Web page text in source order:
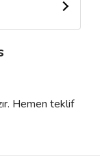
Hemen teklif